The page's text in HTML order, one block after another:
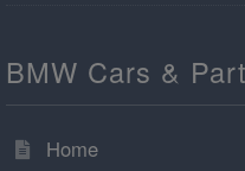
BMW Cars &
Home